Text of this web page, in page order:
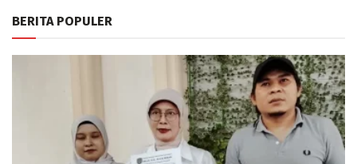
BERITA POPULER